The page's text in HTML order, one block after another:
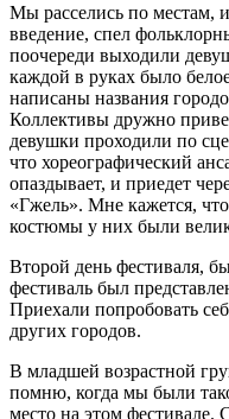
Мы расселись по местам,
введение, спел
поочереди выходили
каждой в руках было
написаны названия
Коллективы дружно
девушки проходили по
что хореографический
опаздывает, и приедет
«Гжель». Мне кажется,
костюмы у них были
Второй день фестиваля,
фестиваль был
Приехали попробовать
других городов.
В младшей возрастной
помню, когда мы были
место на этом фестивале.